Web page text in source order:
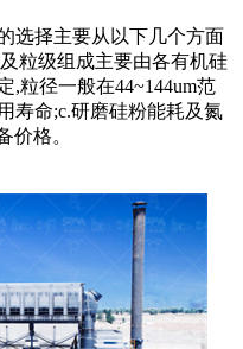
选择主要从以下几个方面
粒级组成主要由各有机硅
,粒径一般在44~144um范
寿命;c.研磨硅粉能耗及氮
价格。